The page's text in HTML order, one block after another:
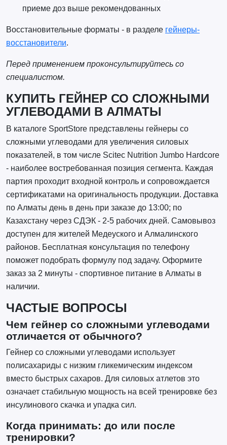
приеме доз выше рекомендованных
Восстановительные форматы - в разделе гейнеры-
восстановители.
Перед применением проконсультируйтесь со
специалистом.
КУПИТЬ ГЕЙНЕР СО СЛОЖНЫМИ
УГЛЕВОДАМИ В АЛМАТЫ
В каталоге SportStore представлены гейнеры со
сложными углеводами для увеличения силовых
показателей, в том числе Scitec Nutrition Jumbo Hardcore
- наиболее востребованная позиция сегмента. Каждая
партия проходит входной контроль и сопровождается
сертификатами на оригинальность продукции. Доставка
по Алматы день в день при заказе до 13:00; по
Казахстану через СДЭК - 2-5 рабочих дней. Самовывоз
доступен для жителей Медеуского и Алмалинского
районов. Бесплатная консультация по телефону
поможет подобрать формулу под задачу. Оформите
заказ за 2 минуты - спортивное питание в Алматы в
наличии.
ЧАСТЫЕ ВОПРОСЫ
Чем гейнер со сложными углеводами
отличается от обычного?
Гейнер со сложными углеводами использует
полисахариды с низким гликемическим индексом
вместо быстрых сахаров. Для силовых атлетов это
означает стабильную мощность на всей тренировке без
инсулинового скачка и упадка сил.
Когда принимать: до или после
тренировки?